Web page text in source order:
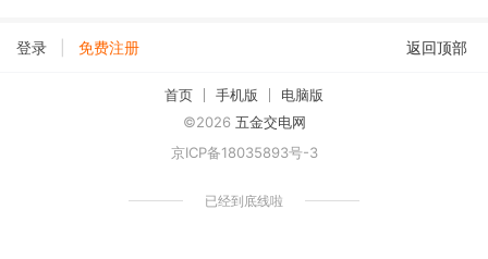
登录 免费注册 返回顶部
首页 手机版
电脑版
©2026 五金交电网
京ICP备18035893号-3
已经到底线啦